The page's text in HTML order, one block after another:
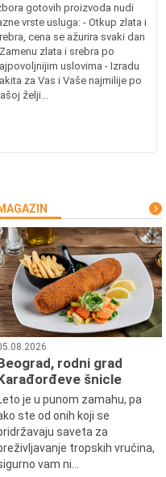
gotovih proizvoda nudi
vrste usluga: - Otkup zlata i
cena se ažurira svaki dan
zlata i srebra po
uslovima - Izradu
za Vas i Vaše najmilije po
želji...
MAGAZIN
rodni grad
šnicle
je u punom zamahu, pa
ste od onih koji se
saveta za
tropskih vrućina,
vam ni...